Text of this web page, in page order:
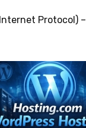
Protocol)